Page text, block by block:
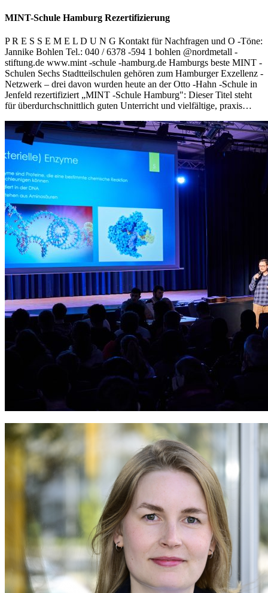
MINT-Schule Hamburg Rezertifizierung
P R E S S E M E L D U N G Kontakt für Nachfragen und O -Töne:
Jannike Bohlen Tel.: 040 / 6378 -594 1 bohlen @nordmetall -
stiftung.de www.mint -schule -hamburg.de Hamburgs beste MINT -
Schulen Sechs Stadtteilschulen gehören zum Hamburger Exzellenz -
Netzwerk – drei davon wurden heute an der Otto -Hahn -Schule in
Jenfeld rezertifiziert „MINT -Schule Hamburg": Dieser Titel steht
für überdurchschnittlich guten Unterricht und vielfältige, praxis…